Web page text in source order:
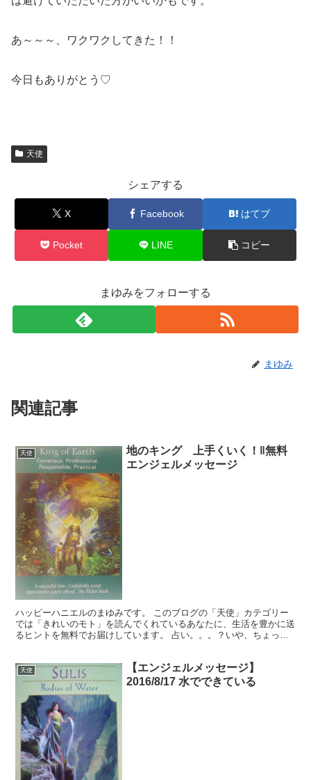
あ～～～、ワクワクしてきた！！
今日もありがとう♡
天使
シェアする
X Facebook はてブ
Pocket LINE コピー
まゆみをフォローする
まゆみ
関連記事
天使
地のキング 上手くいく！‖無料
エンジェルメッセージ
ハッピーハニエルのまゆみです。 このブログの「天使」カテゴリー
では「きれいのモト」を読んでくれているあなたに、生活を豊かに送
るヒントを無料でお届けしています。 占い。。。？いや、ちょっと
天使
【エンジェルメッセージ】
2016/8/17 水でできている